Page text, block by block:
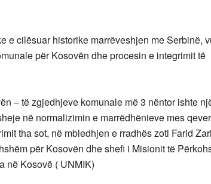
e cilësuar historike marrëveshjen me Serbinë,
për Kosovën dhe procesin e integrimit të
– të zgjedhjeve komunale më 3 nëntor ishte
në normalizimin e marrëdhënieve mes
tha sot, në mbledhjen e rradhës zoti Farid
për Kosovën dhe shefi i Misionit të
në Kosovë ( UNMIK)